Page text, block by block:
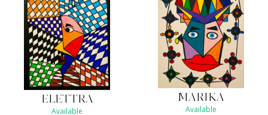
ELETTRA
Available
MARIKA
Available